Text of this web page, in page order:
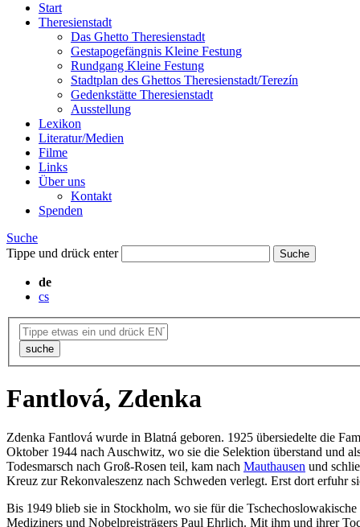
Start
Theresienstadt
Das Ghetto Theresienstadt
Gestapogefängnis Kleine Festung
Rundgang Kleine Festung
Stadtplan des Ghettos Theresienstadt/Terezín
Gedenkstätte Theresienstadt
Ausstellung
Lexikon
Literatur/Medien
Filme
Links
Über uns
Kontakt
Spenden
Suche
Tippe und drück enter
Suche
de
cs
suche
Fantlová, Zdenka
Zdenka Fantlová wurde in Blatná geboren. 1925 übersiedelte die
Oktober 1944 nach Auschwitz, wo sie die Selektion überstand und
Todesmarsch nach Groß-Rosen teil, kam nach Mauthausen und
Kreuz zur Rekonvaleszenz nach Schweden verlegt. Erst dort erfuhr
Bis 1949 blieb sie in Stockholm, wo sie für die
Mediziners und Nobelpreisträgers Paul Ehrlich. Mit ihm und ihrer